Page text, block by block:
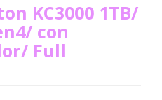
KC3000 1TB/
con
Full